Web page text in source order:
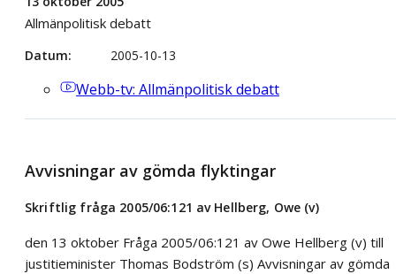
Allmänpolitisk debatt
Datum 2005-10-13
Webb-tv: Allmänpolitisk debatt
Avvisningar av gömda flyktingar
Skriftlig fråga 2005/06:121 av Hellberg, Owe (v)
den 13 oktober Fråga 2005/06:121 av Owe Hellberg (v) till
justitieminister Thomas Bodström (s) Avvisningar av gömda